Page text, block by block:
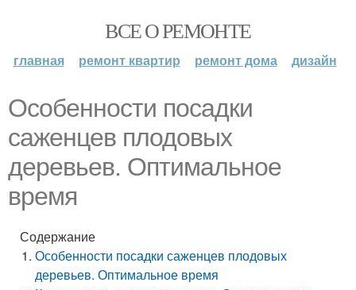
ВСЕ О РЕМОНТЕ
главная ремонт квартир ремонт дома дизайн
Особенности посадки
саженцев плодовых
деревьев. Оптимальное
время
Содержание
Особенности посадки саженцев плодовых
деревьев. Оптимальное время